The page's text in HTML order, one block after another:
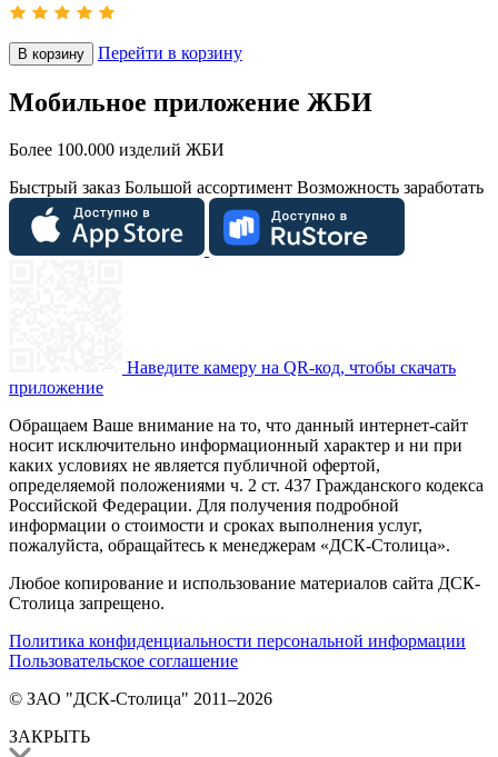
В корзину Перейти в корзину
Мобильное приложение ЖБИ
Более 100.000 изделий ЖБИ
Быстрый заказ Большой ассортимент Возможность заработать
Наведите камеру на QR-код, чтобы скачать
приложение
Обращаем Ваше внимание на то, что данный интернет-сайт
носит исключительно информационный характер и ни при
каких условиях не является публичной офертой,
определяемой положениями ч. 2 ст. 437 Гражданского кодекса
Российской Федерации. Для получения подробной
информации о стоимости и сроках выполнения услуг,
пожалуйста, обращайтесь к менеджерам «ДСК-Столица».
Любое копирование и использование материалов сайта ДСК-
Столица запрещено.
Политика конфиденциальности персональной информации
Пользовательское соглашение
© ЗАО "ДСК-Столица" 2011–2026
ЗАКРЫТЬ